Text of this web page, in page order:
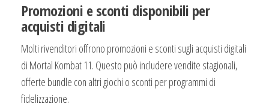
Promozioni e sconti disponibili per
acquisti digitali
Molti rivenditori offrono promozioni e sconti sugli acquisti digitali
di Mortal Kombat 11. Questo può includere vendite stagionali,
offerte bundle con altri giochi o sconti per programmi di
fidelizzazione.